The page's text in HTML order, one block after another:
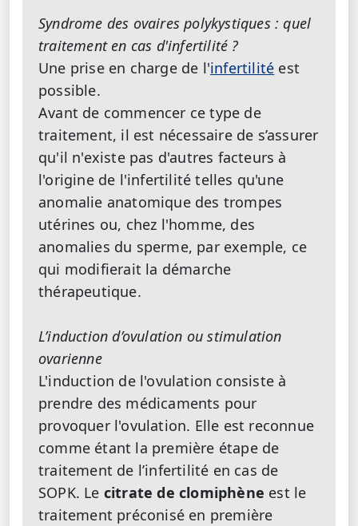
Syndrome des ovaires polykystiques : quel
traitement en cas d'infertilité ?
Une prise en charge de l'infertilité est
possible.
Avant de commencer ce type de
traitement, il est nécessaire de s’assurer
qu'il n'existe pas d'autres facteurs à
l'origine de l'infertilité telles qu'une
anomalie anatomique des trompes
utérines ou, chez l'homme, des
anomalies du sperme, par exemple, ce
qui modifierait la démarche
thérapeutique.
L’induction d’ovulation ou stimulation
ovarienne
L'induction de l'ovulation consiste à
prendre des médicaments pour
provoquer l'ovulation. Elle est reconnue
comme étant la première étape de
traitement de l’infertilité en cas de
SOPK. Le citrate de clomiphène est le
traitement préconisé en première